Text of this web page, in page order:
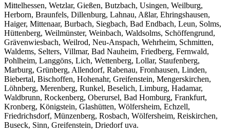
Mittelhessen, Wetzlar, Gießen, Butzbach, Usingen, Weilburg,
Herborn, Braunfels, Dillenburg, Lahnau, Aßlar, Ehringshausen,
Haiger, Mittenaar, Burbach, Siegbach, Bad Endbach, Leun, Solms,
Hüttenberg, Weilmünster, Weinbach, Waldsolms, Schöffengrund,
Grävenwiesbach, Weilrod, Neu-Anspach, Wehrheim, Schmitten,
Waldems, Selters, Villmar, Bad Nauheim, Friedberg, Fernwald,
Pohlheim, Langgöns, Lich, Wettenberg, Lollar, Staufenberg,
Marburg, Grünberg, Allendorf, Rabenau, Fronhausen, Linden,
Biebertal, Bischoffen, Hohenahr, Greifenstein, Mengerskirchen,
Löhnberg, Merenberg, Runkel, Beselich, Limburg, Hadamar,
Waldbrunn, Rockenberg, Oberursel, Bad Homburg, Frankfurt,
Kronberg, Königstein, Glashütten, Wölfersheim, Echzell,
Friedrichsdorf, Münzenberg, Rosbach, Wölfersheim, Reiskirchen,
Buseck, Sinn, Greifenstein, Driedorf uva.